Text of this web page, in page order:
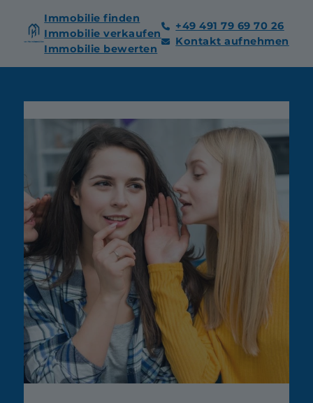
Immobilie finden
Immobilie verkaufen
Immobilie bewerten
+49 491 79 69 70 26
Kontakt aufnehmen